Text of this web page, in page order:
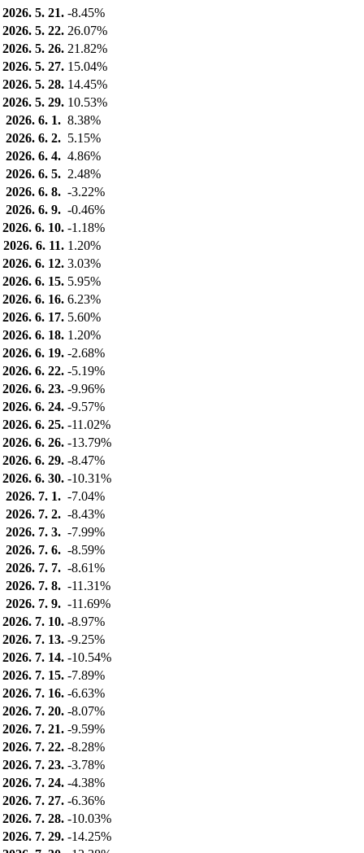
2026. 5. 21. -8.45%
2026. 5. 22. 26.07%
2026. 5. 26. 21.82%
2026. 5. 27. 15.04%
2026. 5. 28. 14.45%
2026. 5. 29. 10.53%
2026. 6. 1. 8.38%
2026. 6. 2. 5.15%
2026. 6. 4. 4.86%
2026. 6. 5. 2.48%
2026. 6. 8. -3.22%
2026. 6. 9. -0.46%
2026. 6. 10. -1.18%
2026. 6. 11. 1.20%
2026. 6. 12. 3.03%
2026. 6. 15. 5.95%
2026. 6. 16. 6.23%
2026. 6. 17. 5.60%
2026. 6. 18. 1.20%
2026. 6. 19. -2.68%
2026. 6. 22. -5.19%
2026. 6. 23. -9.96%
2026. 6. 24. -9.57%
2026. 6. 25. -11.02%
2026. 6. 26. -13.79%
2026. 6. 29. -8.47%
2026. 6. 30. -10.31%
2026. 7. 1. -7.04%
2026. 7. 2. -8.43%
2026. 7. 3. -7.99%
2026. 7. 6. -8.59%
2026. 7. 7. -8.61%
2026. 7. 8. -11.31%
2026. 7. 9. -11.69%
2026. 7. 10. -8.97%
2026. 7. 13. -9.25%
2026. 7. 14. -10.54%
2026. 7. 15. -7.89%
2026. 7. 16. -6.63%
2026. 7. 20. -8.07%
2026. 7. 21. -9.59%
2026. 7. 22. -8.28%
2026. 7. 23. -3.78%
2026. 7. 24. -4.38%
2026. 7. 27. -6.36%
2026. 7. 28. -10.03%
2026. 7. 29. -14.25%